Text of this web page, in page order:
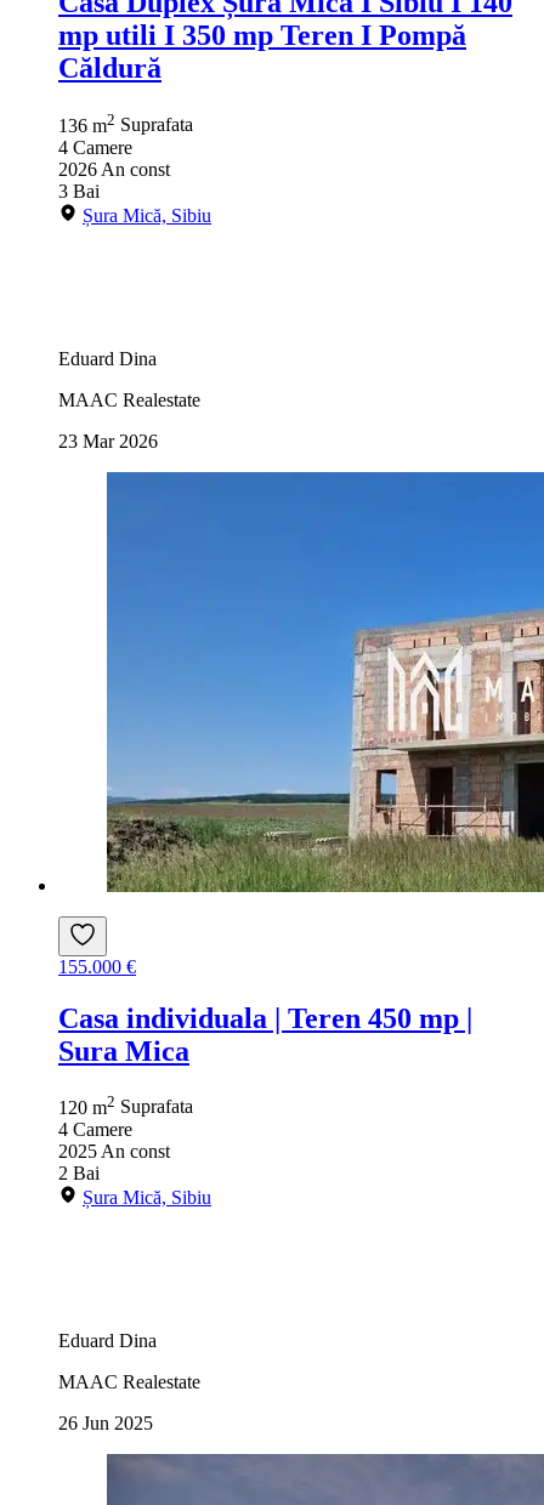
mp utili I 350 mp Teren I Pompă
Căldură
136 m2 Suprafata
4 Camere
2026 An const
3 Bai
Șura Mică, Sibiu
Eduard Dina
MAAC Realestate
23 Mar 2026
155.000 €
Casa individuala | Teren 450 mp |
Sura Mica
120 m2 Suprafata
4 Camere
2025 An const
2 Bai
Șura Mică, Sibiu
Eduard Dina
MAAC Realestate
26 Jun 2025